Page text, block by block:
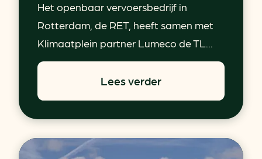
Het openbaar vervoersbedrijf in
Rotterdam, de RET, heeft samen met
Klimaatplein partner Lumeco de TL...
Lees verder